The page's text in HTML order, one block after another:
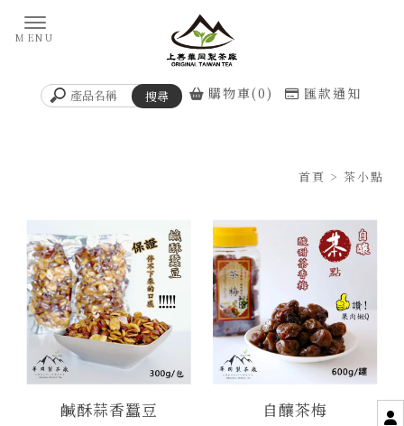
購物車(0) 匯款通知
首頁 > 茶小點
鹹酥蒜香蠶豆 自釀茶梅